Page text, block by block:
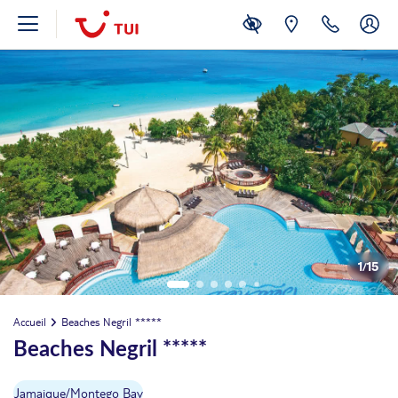
1/15
Accueil Beaches Negril *****
Beaches Negril *****
Jamaique/Montego Bay